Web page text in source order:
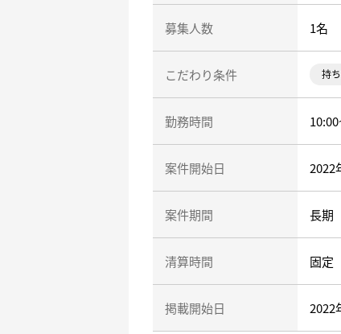
募集人数 1名
こだわり条件 持
勤務時間
案件開始日 2022
案件期間 長期
清算時間 固定
掲載開始日 2022